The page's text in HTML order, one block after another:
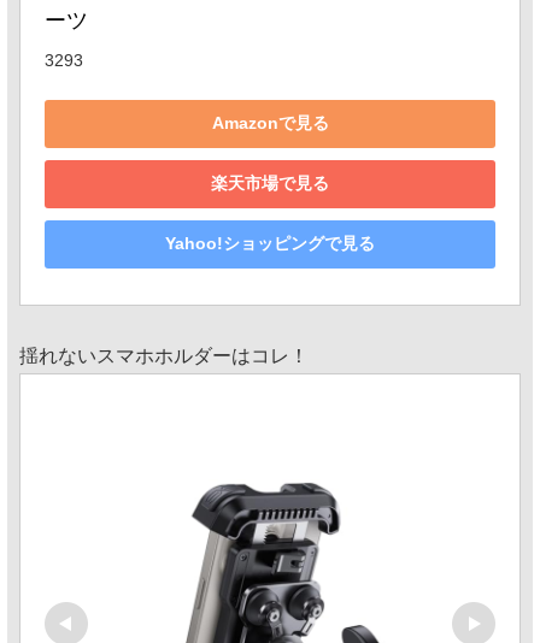
ーツ
3293
Amazonで見る
楽天市場で見る
Yahoo!ショッピングで見る
揺れないスマホホルダーはコレ！